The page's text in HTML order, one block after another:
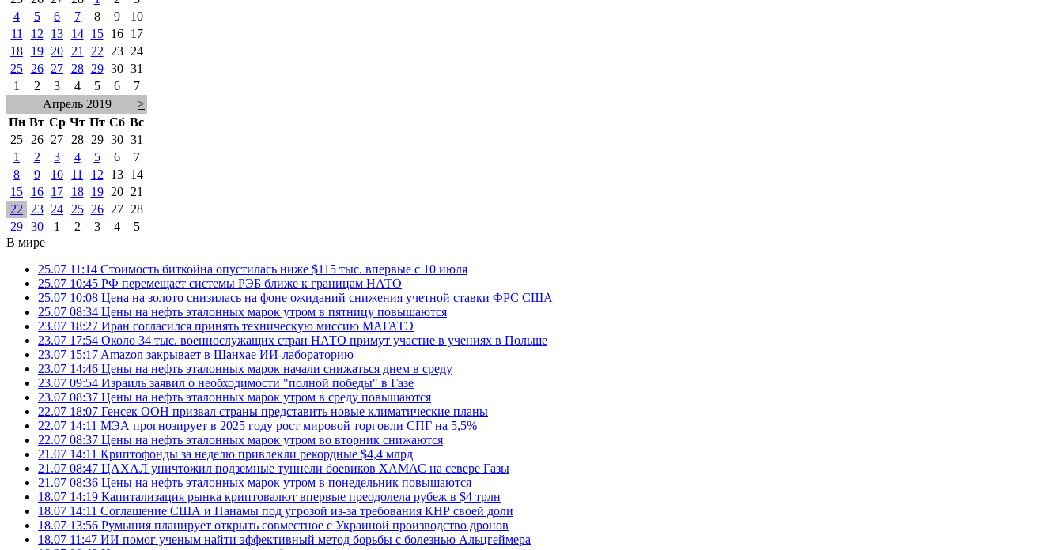
4
5 6 7 8 9
10
11
12 13 14 15 16
17
18
19 20 21 22 23
24
25
26 27 28 29 30 31
1
2 3 4 5 6
7
Апрель 2019
>
Пн Вт Ср Чт Пт Сб Вс
25
26 27 28 29 30 31
1
2 3 4 5 6
7
8
9 10 11 12 13
14
15
16 17 18 19 20
21
22
23 24 25 26 27
28
29 30 1 2 3 4
5
В мире
25.07 11:14 Стоимость биткойна опустилась ниже $115 тыс. впервые с 10 июля
25.07 10:45 РФ перемещает системы РЭБ ближе к границам НАТО
25.07 10:08 Цена на золото снизилась на фоне ожиданий снижения учетной ставки ФРС США
25.07 08:34 Цены на нефть эталонных марок утром в пятницу повышаются
23.07 18:27 Иран согласился принять техническую миссию МАГАТЭ
23.07 17:54 Около 34 тыс. военнослужащих стран НАТО примут участие в учениях в Польше
23.07 15:17 Amazon закрывает в Шанхае ИИ-лабораторию
23.07 14:46 Цены на нефть эталонных марок начали снижаться днем в среду
23.07 09:54 Израиль заявил о необходимости "полной победы" в Газе
23.07 08:37 Цены на нефть эталонных марок утром в среду повышаются
22.07 18:07 Генсек ООН призвал страны представить новые климатические планы
22.07 14:11 МЭА прогнозирует в 2025 году рост мировой торговли СПГ на 5,5%
22.07 08:37 Цены на нефть эталонных марок утром во вторник снижаются
21.07 14:11 Криптофонды за неделю привлекли рекордные $4,4 млрд
21.07 08:47 ЦАХАЛ уничтожил подземные туннели боевиков ХАМАС на севере Газы
21.07 08:36 Цены на нефть эталонных марок утром в понедельник повышаются
18.07 14:19 Капитализация рынка криптовалют впервые преодолела рубеж в $4 трлн
18.07 14:11 Соглашение США и Панамы под угрозой из-за требования КНР своей доли
18.07 13:56 Румыния планирует открыть совместное с Украиной производство дронов
18.07 11:47 ИИ помог ученым найти эффективный метод борьбы с болезнью Альцгеймера